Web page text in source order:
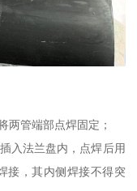
两管端部点焊固定；
入法兰盘内，点焊后用
接，其内侧焊接不得突